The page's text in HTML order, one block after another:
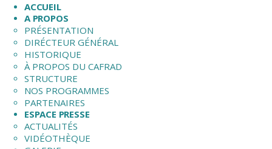
ACCUEIL
A PROPOS
PRÉSENTATION
DIRÉCTEUR GÉNÉRAL
HISTORIQUE
À PROPOS DU CAFRAD
STRUCTURE
NOS PROGRAMMES
PARTENAIRES
ESPACE PRESSE
ACTUALITÉS
VIDÉOTHÈQUE